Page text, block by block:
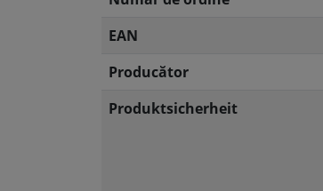
EAN
Producător
Produktsicherheit